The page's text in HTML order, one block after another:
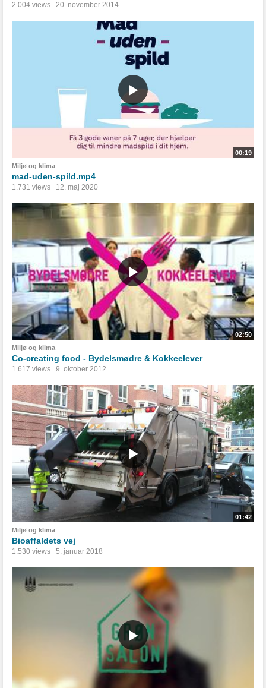
2.004 views 20. november 2014
00:19
Miljø og klima
mad-uden-spild.mp4
1.731 views 12. maj 2020
02:50
Miljø og klima
Co-creating food - Bydelsmødre & Kokkeelever
1.617 views 9. oktober 2012
01:42
Miljø og klima
Bioaffaldets vej
1.530 views 5. januar 2018